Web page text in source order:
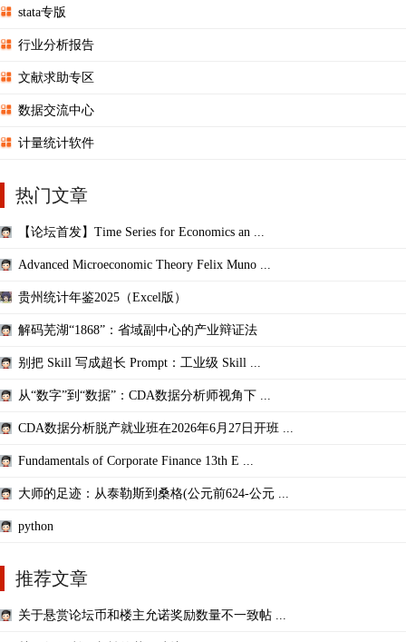
stata专版
行业分析报告
文献求助专区
数据交流中心
计量统计软件
热门文章
【论坛首发】Time Series for Economics an ...
Advanced Microeconomic Theory Felix Muno ...
贵州统计年鉴2025（Excel版）
解码芜湖“1868”：省域副中心的产业辩证法
别把 Skill 写成超长 Prompt：工业级 Skill ...
从“数字”到“数据”：CDA数据分析师视角下 ...
CDA数据分析脱产就业班在2026年6月27日开班 ...
Fundamentals of Corporate Finance 13th E ...
大师的足迹：从泰勒斯到桑格(公元前624-公元 ...
python
推荐文章
关于悬赏论坛币和楼主允诺奖励数量不一致帖 ...